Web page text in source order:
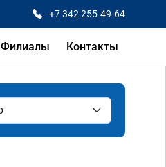
+7 342 255-49-64
Филиалы Контакты